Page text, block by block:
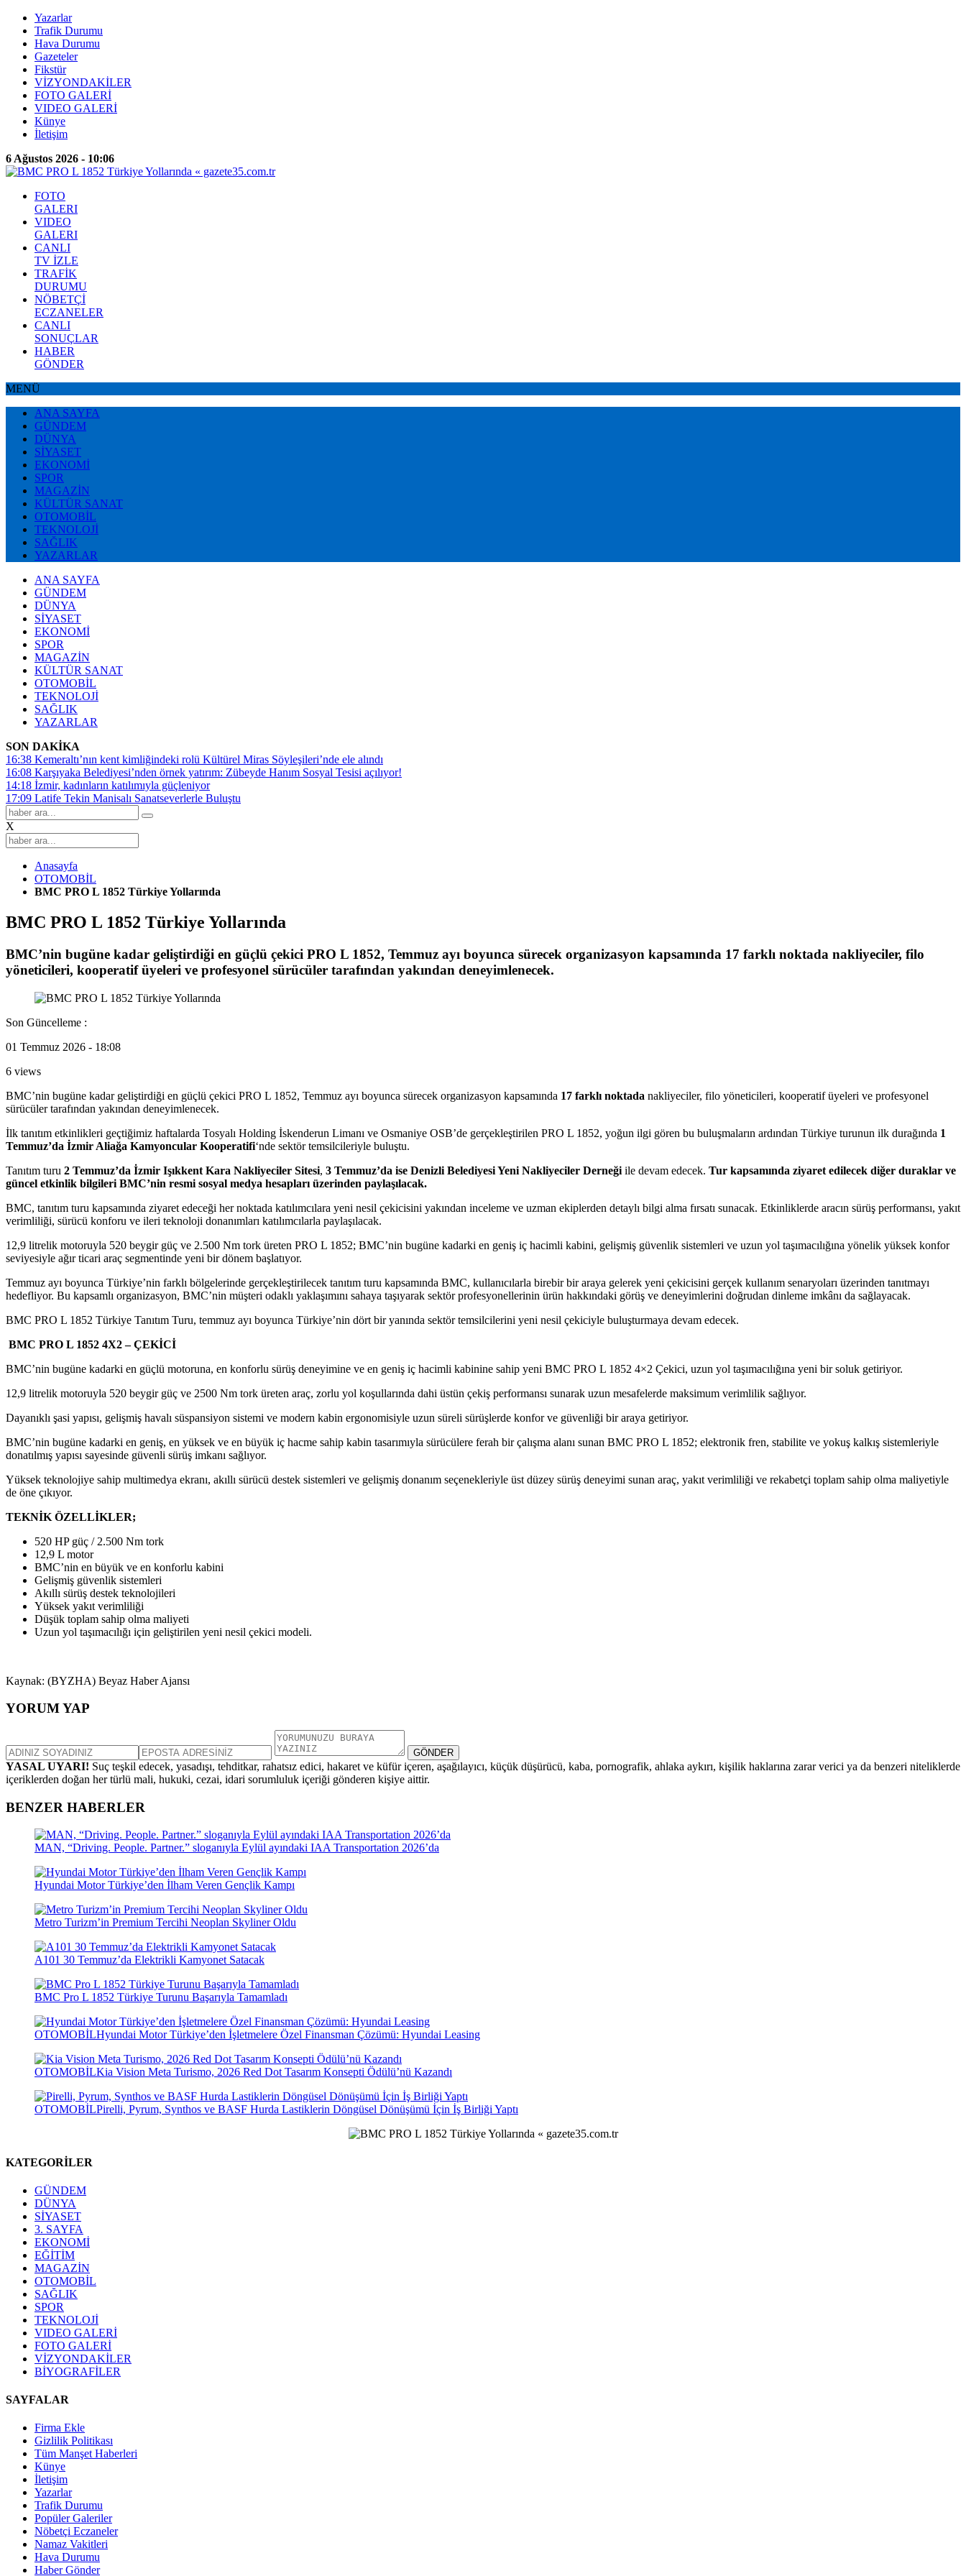
Yazarlar
Trafik Durumu
Hava Durumu
Gazeteler
Fikstür
VİZYONDAKİLER
FOTO GALERİ
VIDEO GALERİ
Künye
İletişim
6 Ağustos 2026 - 10:06
FOTO
GALERI
VIDEO
GALERI
CANLI
TV İZLE
TRAFİK
DURUMU
NÖBETÇİ
ECZANELER
CANLI
SONUÇLAR
HABER
GÖNDER
MENÜ
ANA SAYFA
GÜNDEM
DÜNYA
SİYASET
EKONOMİ
SPOR
MAGAZİN
KÜLTÜR SANAT
OTOMOBİL
TEKNOLOJİ
SAĞLIK
YAZARLAR
ANA SAYFA
GÜNDEM
DÜNYA
SİYASET
EKONOMİ
SPOR
MAGAZİN
KÜLTÜR SANAT
OTOMOBİL
TEKNOLOJİ
SAĞLIK
YAZARLAR
SON DAKİKA
16:38 Kemeraltı’nın kent kimliğindeki rolü Kültürel Miras Söyleşileri’nde ele alındı
16:08 Karşıyaka Belediyesi’nden örnek yatırım: Zübeyde Hanım Sosyal Tesisi açılıyor!
14:18 İzmir, kadınların katılımıyla güçleniyor
17:09 Latife Tekin Manisalı Sanatseverlerle Buluştu
X
Anasayfa
OTOMOBİL
BMC PRO L 1852 Türkiye Yollarında
BMC PRO L 1852 Türkiye Yollarında
BMC’nin bugüne kadar geliştirdiği en güçlü çekici PRO L 1852, Temmuz ayı boyunca sürecek organizasyon kapsamında 17 farklı noktada nakliyeciler, filo
yöneticileri, kooperatif üyeleri ve profesyonel sürücüler tarafından yakından deneyimlenecek.
Son Güncelleme :
01 Temmuz 2026 - 18:08
6 views
BMC’nin bugüne kadar geliştirdiği en güçlü çekici PRO L 1852, Temmuz ayı boyunca sürecek organizasyon kapsamında 17 farklı noktada nakliyeciler, filo yöneticileri, kooperatif üyeleri ve profesyonel
sürücüler tarafından yakından deneyimlenecek.
İlk tanıtım etkinlikleri geçtiğimiz haftalarda Tosyalı Holding İskenderun Limanı ve Osmaniye OSB’de gerçekleştirilen PRO L 1852, yoğun ilgi gören bu buluşmaların ardından Türkiye turunun ilk durağında 1
Temmuz’da İzmir Aliağa Kamyoncular Kooperatifi‘nde sektör temsilcileriyle buluştu.
Tanıtım turu 2 Temmuz’da İzmir Işıkkent Kara Nakliyeciler Sitesi, 3 Temmuz’da ise Denizli Belediyesi Yeni Nakliyeciler Derneği ile devam edecek. Tur kapsamında ziyaret edilecek diğer duraklar ve
güncel etkinlik bilgileri BMC’nin resmi sosyal medya hesapları üzerinden paylaşılacak.
BMC, tanıtım turu kapsamında ziyaret edeceği her noktada katılımcılara yeni nesil çekicisini yakından inceleme ve uzman ekiplerden detaylı bilgi alma fırsatı sunacak. Etkinliklerde aracın sürüş performansı, yakıt
verimliliği, sürücü konforu ve ileri teknoloji donanımları katılımcılarla paylaşılacak.
12,9 litrelik motoruyla 520 beygir güç ve 2.500 Nm tork üreten PRO L 1852; BMC’nin bugüne kadarki en geniş iç hacimli kabini, gelişmiş güvenlik sistemleri ve uzun yol taşımacılığına yönelik yüksek konfor
seviyesiyle ağır ticari araç segmentinde yeni bir dönem başlatıyor.
Temmuz ayı boyunca Türkiye’nin farklı bölgelerinde gerçekleştirilecek tanıtım turu kapsamında BMC, kullanıcılarla birebir bir araya gelerek yeni çekicisini gerçek kullanım senaryoları üzerinden tanıtmayı
hedefliyor. Bu kapsamlı organizasyon, BMC’nin müşteri odaklı yaklaşımını sahaya taşıyarak sektör profesyonellerinin ürün hakkındaki görüş ve deneyimlerini doğrudan dinleme imkânı da sağlayacak.
BMC PRO L 1852 Türkiye Tanıtım Turu, temmuz ayı boyunca Türkiye’nin dört bir yanında sektör temsilcilerini yeni nesil çekiciyle buluşturmaya devam edecek.
BMC PRO L 1852 4X2 – ÇEKİCİ
BMC’nin bugüne kadarki en güçlü motoruna, en konforlu sürüş deneyimine ve en geniş iç hacimli kabinine sahip yeni BMC PRO L 1852 4×2 Çekici, uzun yol taşımacılığına yeni bir soluk getiriyor.
12,9 litrelik motoruyla 520 beygir güç ve 2500 Nm tork üreten araç, zorlu yol koşullarında dahi üstün çekiş performansı sunarak uzun mesafelerde maksimum verimlilik sağlıyor.
Dayanıklı şasi yapısı, gelişmiş havalı süspansiyon sistemi ve modern kabin ergonomisiyle uzun süreli sürüşlerde konfor ve güvenliği bir araya getiriyor.
BMC’nin bugüne kadarki en geniş, en yüksek ve en büyük iç hacme sahip kabin tasarımıyla sürücülere ferah bir çalışma alanı sunan BMC PRO L 1852; elektronik fren, stabilite ve yokuş kalkış sistemleriyle
donatılmış yapısı sayesinde güvenli sürüş imkanı sağlıyor.
Yüksek teknolojiye sahip multimedya ekranı, akıllı sürücü destek sistemleri ve gelişmiş donanım seçenekleriyle üst düzey sürüş deneyimi sunan araç, yakıt verimliliği ve rekabetçi toplam sahip olma maliyetiyle
de öne çıkıyor.
TEKNİK ÖZELLİKLER;
520 HP güç / 2.500 Nm tork
12,9 L motor
BMC’nin en büyük ve en konforlu kabini
Gelişmiş güvenlik sistemleri
Akıllı sürüş destek teknolojileri
Yüksek yakıt verimliliği
Düşük toplam sahip olma maliyeti
Uzun yol taşımacılığı için geliştirilen yeni nesil çekici modeli.
Kaynak: (BYZHA) Beyaz Haber Ajansı
YORUM YAP
GÖNDER
YASAL UYARI! Suç teşkil edecek, yasadışı, tehditkar, rahatsız edici, hakaret ve küfür içeren, aşağılayıcı, küçük düşürücü, kaba, pornografik, ahlaka aykırı, kişilik haklarına zarar verici ya da benzeri niteliklerde
içeriklerden doğan her türlü mali, hukuki, cezai, idari sorumluluk içeriği gönderen kişiye aittir.
BENZER HABERLER
MAN, “Driving. People. Partner.” sloganıyla Eylül ayındaki IAA Transportation 2026’da
Hyundai Motor Türkiye’den İlham Veren Gençlik Kampı
Metro Turizm’in Premium Tercihi Neoplan Skyliner Oldu
A101 30 Temmuz’da Elektrikli Kamyonet Satacak
BMC Pro L 1852 Türkiye Turunu Başarıyla Tamamladı
OTOMOBİLHyundai Motor Türkiye’den İşletmelere Özel Finansman Çözümü: Hyundai Leasing
OTOMOBİLKia Vision Meta Turismo, 2026 Red Dot Tasarım Konsepti Ödülü’nü Kazandı
OTOMOBİLPirelli, Pyrum, Synthos ve BASF Hurda Lastiklerin Döngüsel Dönüşümü İçin İş Birliği Yaptı
KATEGORİLER
GÜNDEM
DÜNYA
SİYASET
3. SAYFA
EKONOMİ
EĞİTİM
MAGAZİN
OTOMOBİL
SAĞLIK
SPOR
TEKNOLOJİ
VIDEO GALERİ
FOTO GALERİ
VİZYONDAKİLER
BİYOGRAFİLER
SAYFALAR
Firma Ekle
Gizlilik Politikası
Tüm Manşet Haberleri
Künye
İletişim
Yazarlar
Trafik Durumu
Popüler Galeriler
Nöbetçi Eczaneler
Namaz Vakitleri
Hava Durumu
Haber Gönder